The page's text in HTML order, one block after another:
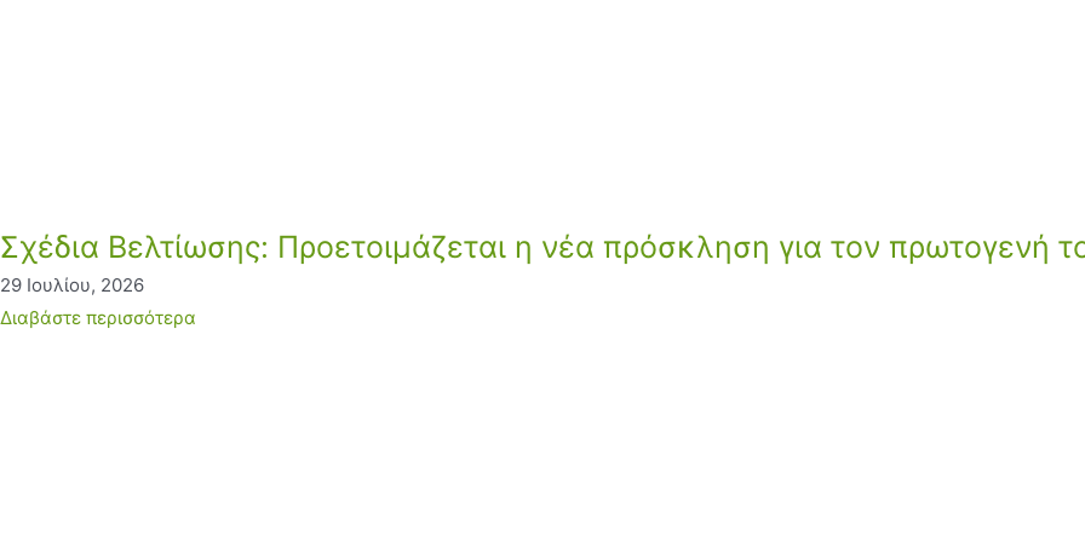
Σχέδια Βελτίωσης: Προετοιμάζεται η νέα πρόσκληση για τον πρωτογενή
29 Ιουλίου, 2026
Διαβάστε περισσότερα